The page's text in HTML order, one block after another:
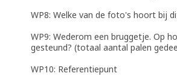
WP8: Welke van de foto's hoort bij
WP9: Wederom een bruggetje. Op
gesteund? (totaal aantal palen
WP10: Referentiepunt